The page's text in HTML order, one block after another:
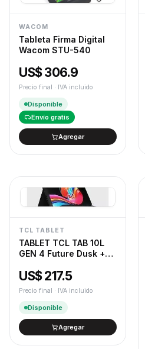
WACOM
Tableta Firma Digital
Wacom STU-540
US$ 306.9
Precio final · IVA incluido
Disponible
Envío gratis
Agregar
TCL TABLET
TABLET TCL TAB 10L
GEN 4 Future Dusk +
US$ 217.5
Precio final · IVA incluido
Disponible
Agregar